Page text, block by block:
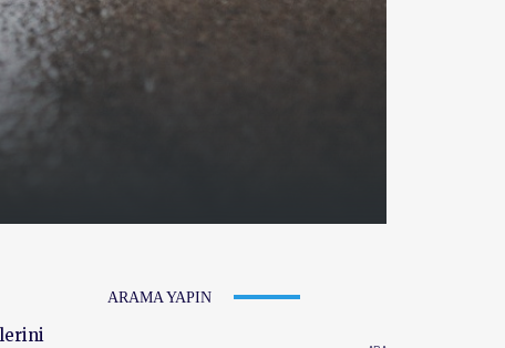
ARAMA YAPIN